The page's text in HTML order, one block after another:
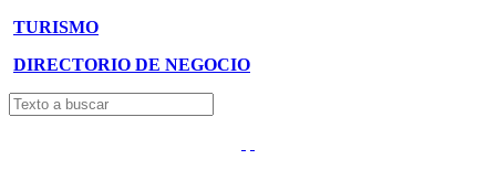
TURISMO
DIRECTORIO DE NEGOCIO